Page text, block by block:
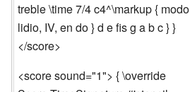
treble \time 7/4 c4^\markup { modo
lidio, IV, en do } d e fis g a b c } }
</score>
<score sound="1"> { \override